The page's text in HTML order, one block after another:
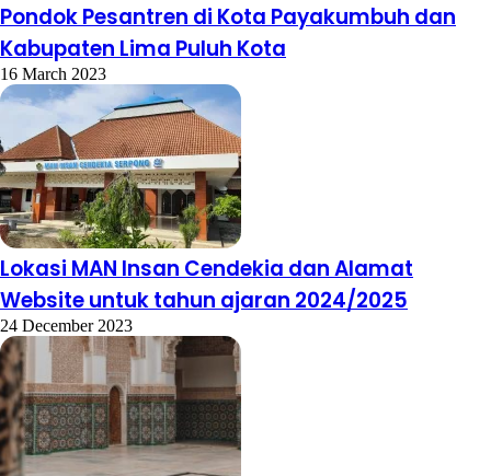
Pondok Pesantren di Kota Payakumbuh dan
Kabupaten Lima Puluh Kota
16 March 2023
Lokasi MAN Insan Cendekia dan Alamat
Website untuk tahun ajaran 2024/2025
24 December 2023